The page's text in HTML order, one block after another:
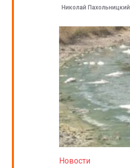
Николай Пахольницкий
Новости